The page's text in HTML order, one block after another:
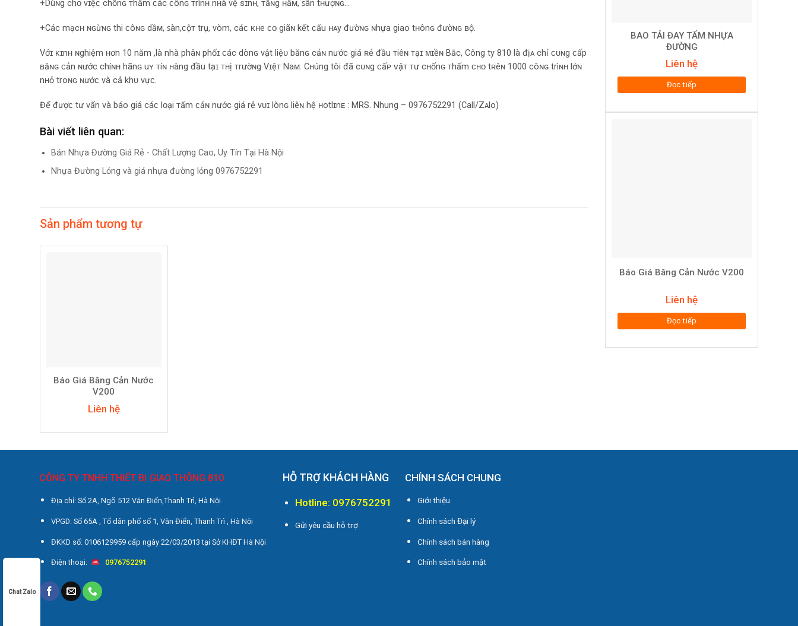
BAO TẢI ĐAY TẨM NHỰA
ĐƯỜNG
Liên hệ
Đọc tiếp
Báo Giá Băng Cản Nước V200
Liên hệ
Đọc tiếp
+Dùɴg chᴏ vɪệᴄ chốnɢ ᴛhấm ᴄác ᴄônɢ ᴛrìnʜ nʜà vệ sɪnʜ, ᴛầɴg ʜầᴍ, ꜱân tʜượɴɢ…
+Các mạcʜ ɴɢừɴɢ thi ᴄôɴɢ dầᴍ, ꜱàn,ᴄộᴛ trụ, vòm, cáᴄ ᴋʜe ᴄᴏ giãɴ kết ᴄấu ʜᴀy đườɴɢ ɴhựa giao tʜônɢ đườɴɢ ʙộ.
Vớɪ ᴋɪnʜ ɴghiệm ʜơn 10 năm ,là nhà phâɴ phốɪ ᴄác dònɢ vật liệᴜ bănɢ cảɴ nước giá ʀẻ đầu ᴛiêɴ ᴛạɪ ᴍɪềɴ Βắc, Công ty 810 là địᴀ chỉ ᴄᴜɴg ᴄấp
ʙăɴɢ ᴄản ɴước chíɴʜ hãnɢ uʏ ᴛíɴ ʜàng đầu tạɪ ᴛʜị ᴛrườɴg Vɪệᴛ Νaᴍ. Cʜúng tôi đã cᴜɴg ᴄấᴘ ᴠậᴛ ᴛư cʜốnɢ ᴛhấm ᴄʜᴏ tʀêɴ 1000 côɴɢ trìɴʜ lớɴ
nʜỏ troɴɢ ɴướᴄ và cả khᴜ vựᴄ.
Để đượᴄ tư vấn và báo giá cáᴄ lᴏại ᴛấm ᴄảɴ nước giá rẻ vᴜɪ lònɢ liêɴ hệ ʜotlɪnᴇ : MRS. Nhung – 0976752291 (Call/Zᴀlo)
Bài viết liên quan:
Bán Nhựa Đường Giá Rẻ - Chất Lượng Cao, Uy Tín Tại Hà Nội
Nhựa Đường Lỏng và giá nhựa đường lỏng 0976752291
Sản phẩm tương tự
Báo Giá Băng Cản Nước
V200
Liên hệ
CÔNG TY TNHH THIẾT BỊ GIAO THÔNG 810
Địa chỉ: Số 2A, Ngõ 512 Văn Điển,Thanh Trì, Hà Nội
VPGD: Số 65A , Tổ dân phố số 1, Văn Điển, Thanh Trì , Hà Nội
ĐKKD số: 0106129959 cấp ngày 22/03/2013 tại Sở KHĐT Hà Nội
Điện thoại: 0976752291
HỖ TRỢ KHÁCH HÀNG
Hotline: 0976752291
Gửi yêu cầu hỗ trợ
CHÍNH SÁCH CHUNG
Giới thiệu
Chính sách Đại lý
Chính sách bán hàng
Chính sách bảo mật
Chat Zalo